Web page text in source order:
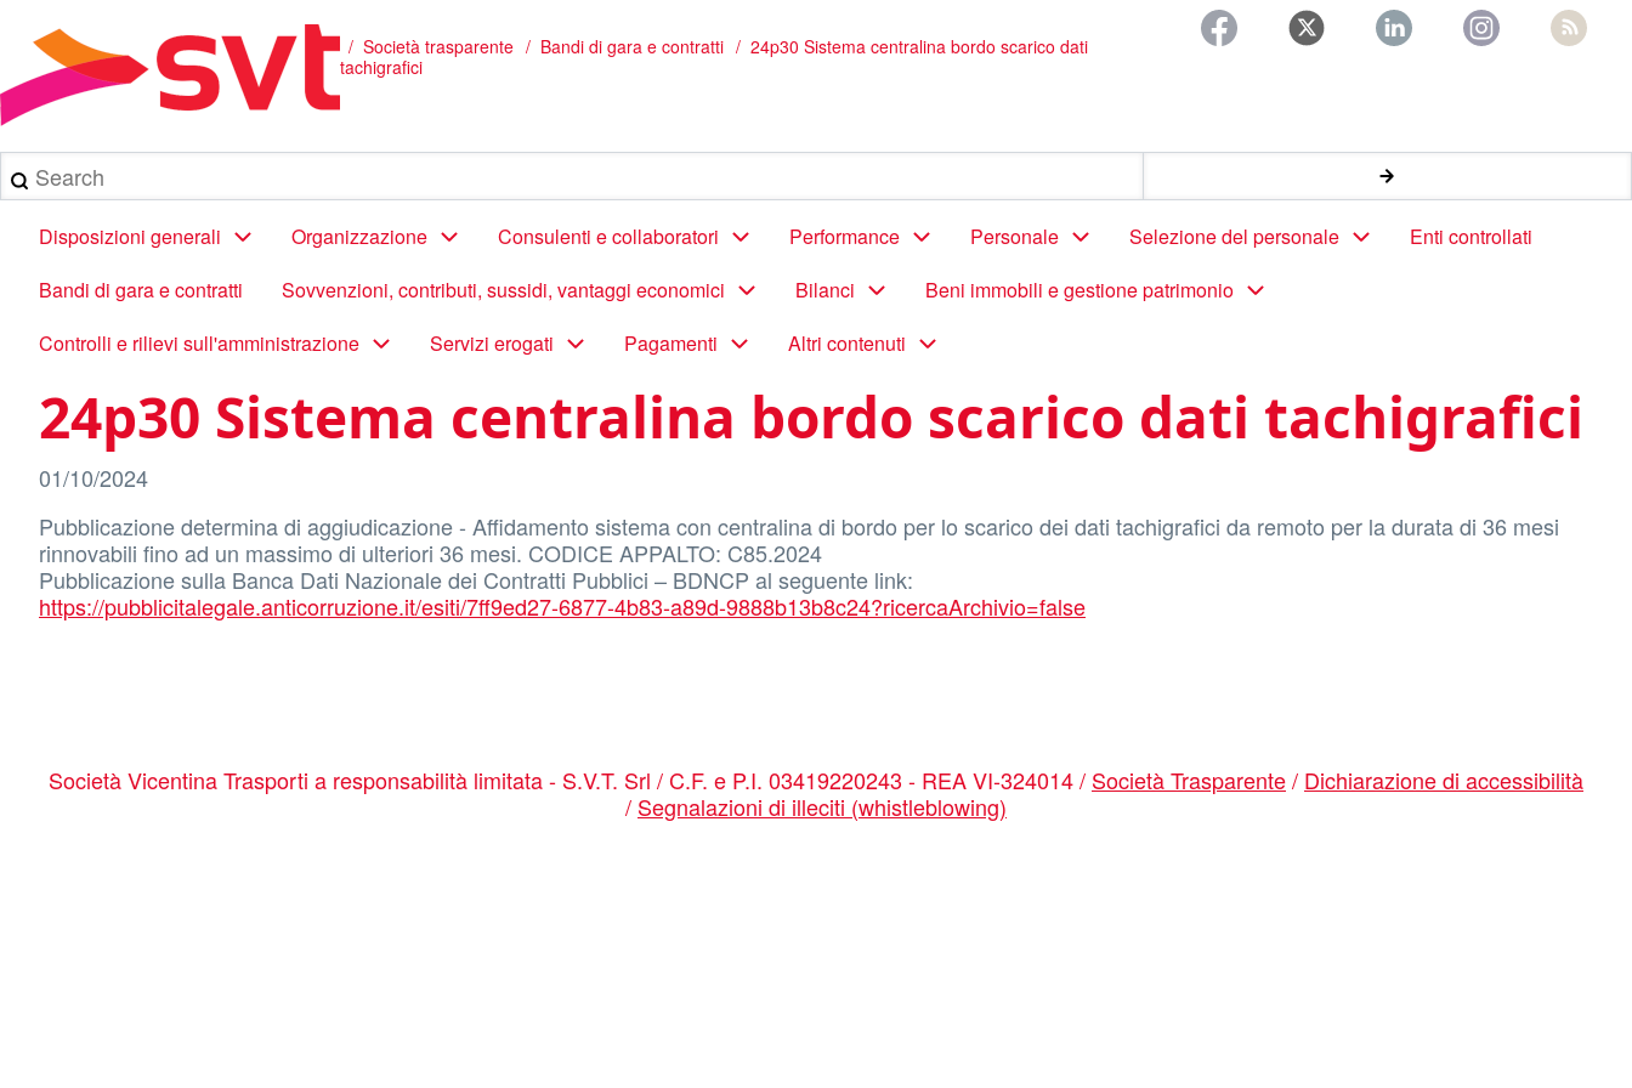
contenuto
principale
Briciole
di
pane
/ Società trasparente Bandi di gara e contratti
24p30 Sistema centralina bordo scarico dati
tachigrafici
Search
Main
navigation
Disposizioni generali Organizzazione Consulenti e collaboratori Performance Personale Selezione del personale
Enti controllati
Bandi di gara e contratti
Sovvenzioni, contributi, sussidi, vantaggi economici Bilanci
Beni immobili e gestione patrimonio
Controlli e rilievi sull'amministrazione
Servizi erogati Pagamenti Altri contenuti
24p30 Sistema centralina bordo scarico dati tachigrafici
01/10/2024
Pubblicazione determina di aggiudicazione - Affidamento sistema con centralina di bordo per lo scarico dei dati tachigrafici da remoto per la durata di 36 mesi
rinnovabili fino ad un massimo di ulteriori 36 mesi. CODICE APPALTO: C85.2024
Pubblicazione sulla Banca Dati Nazionale dei Contratti Pubblici – BDNCP al seguente link:
https://pubblicitalegale.anticorruzione.it/esiti/7ff9ed27-6877-4b83-a89d-9888b13b8c24?ricercaArchivio=false
Società Vicentina Trasporti a responsabilità limitata - S.V.T. Srl / C.F. e P.I. 03419220243 - REA VI-324014 / Società Trasparente/ Dichiarazione di accessibilità
/ Segnalazioni di illeciti (whistleblowing)